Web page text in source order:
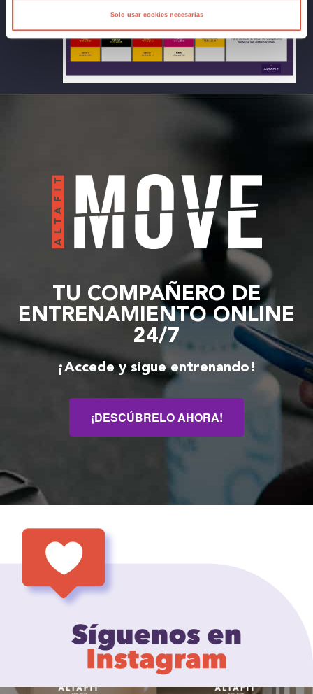
Solo usar cookies necesarias
TU COMPAÑERO DE
ENTRENAMIENTO ONLINE
24/7
¡Accede y sigue entrenando!
¡DESCÚBRELO AHORA!